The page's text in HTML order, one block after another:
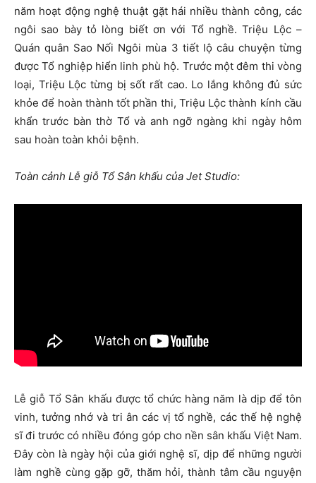
năm hoạt động nghệ thuật gặt hái nhiều thành công, các
ngôi sao bày tỏ lòng biết ơn với Tổ nghề. Triệu Lộc –
Quán quân Sao Nối Ngôi mùa 3 tiết lộ câu chuyện từng
được Tổ nghiệp hiển linh phù hộ. Trước một đêm thi vòng
loại, Triệu Lộc từng bị sốt rất cao. Lo lắng không đủ sức
khỏe để hoàn thành tốt phần thi, Triệu Lộc thành kính cầu
khẩn trước bàn thờ Tổ và anh ngỡ ngàng khi ngày hôm
sau hoàn toàn khỏi bệnh.
Toàn cảnh Lễ giỗ Tổ Sân khấu của Jet Studio:
Lễ giỗ Tổ Sân khấu được tổ chức hàng năm là dịp để tôn
vinh, tưởng nhớ và tri ân các vị tổ nghề, các thế hệ nghệ
sĩ đi trước có nhiều đóng góp cho nền sân khấu Việt Nam.
Đây còn là ngày hội của giới nghệ sĩ, dịp để những người
làm nghề cùng gặp gỡ, thăm hỏi, thành tâm cầu nguyện